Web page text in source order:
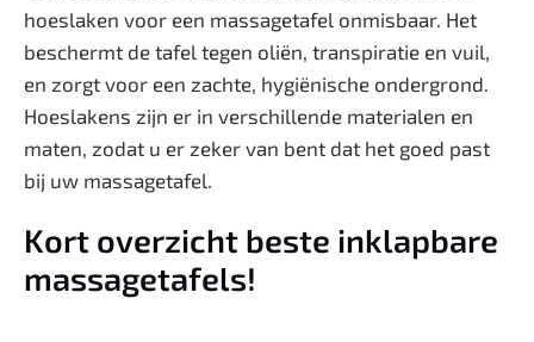
hoeslaken voor een massagetafel onmisbaar. Het
beschermt de tafel tegen oliën, transpiratie en vuil,
en zorgt voor een zachte, hygiënische ondergrond.
Hoeslakens zijn er in verschillende materialen en
maten, zodat u er zeker van bent dat het goed past
bij uw massagetafel.
Kort overzicht beste inklapbare
massagetafels!